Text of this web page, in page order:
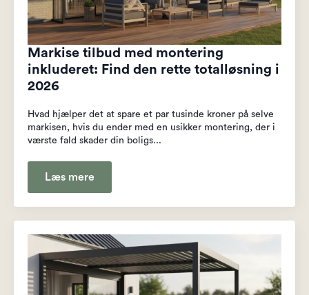
Markise tilbud med montering
inkluderet: Find den rette totalløsning i
2026
Hvad hjælper det at spare et par tusinde kroner på selve
markisen, hvis du ender med en usikker montering, der i
værste fald skader din boligs...
Læs mere